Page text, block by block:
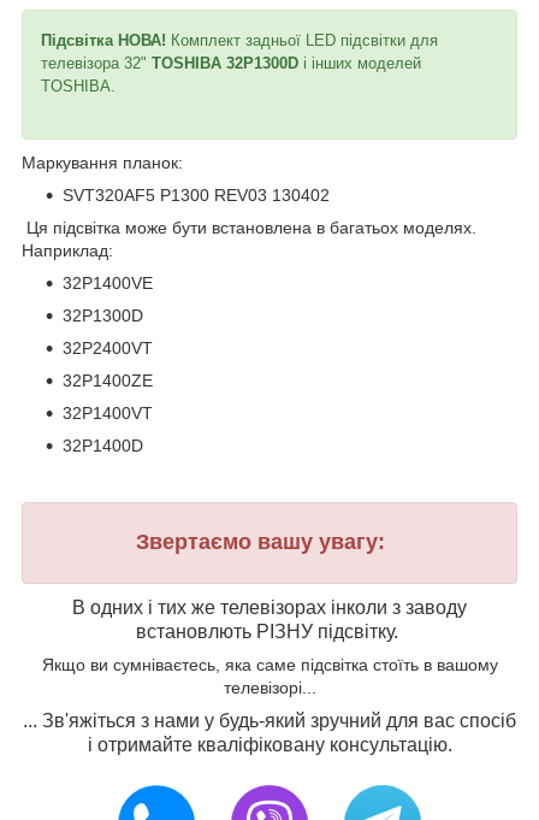
Підсвітка НОВА! Комплект задньої LED підсвітки для
телевізора 32" TOSHIBA 32P1300D і інших моделей
TOSHIBA.
Маркування планок:
SVT320AF5 P1300 REV03 130402
Ця підсвітка може бути встановлена в багатьох моделях.
Наприклад:
32P1400VE
32P1300D
32P2400VT
32P1400ZE
32P1400VT
32P1400D
Звертаємо вашу увагу:
В одних і тих же телевізорах інколи з заводу
встановлють РІЗНУ підсвітку.
Якщо ви сумніваєтесь, яка саме підсвітка стоїть в вашому
телевізорі...
... Зв'яжіться з нами у будь-який зручний для вас спосіб
і отримайте кваліфіковану консультацію.